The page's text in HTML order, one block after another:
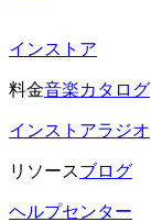
インストア
料金音楽カタログ
インストアラジオ
リソースブログ
ヘルプセンター